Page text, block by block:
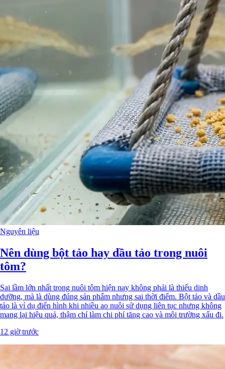
Nguyên liệu
Nên dùng bột tảo hay dầu tảo trong nuôi
tôm?
Sai lầm lớn nhất trong nuôi tôm hiện nay không phải là thiếu dinh
dưỡng, mà là dùng đúng sản phẩm nhưng sai thời điểm. Bột tảo và dầu
tảo là ví dụ điển hình khi nhiều ao nuôi sử dụng liên tục nhưng không
mang lại hiệu quả, thậm chí làm chi phí tăng cao và môi trường xấu đi.
12 giờ trước